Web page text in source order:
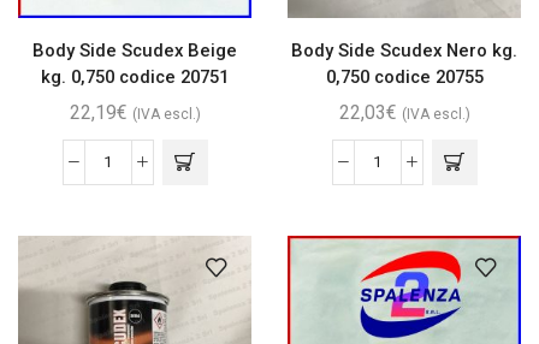
Body Side Scudex Beige
kg. 0,750 codice 20751
22,19€ (IVA escl.)
Body Side Scudex Nero kg.
0,750 codice 20755
22,03€ (IVA escl.)